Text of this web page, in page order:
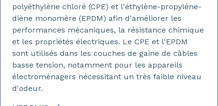
polyéthylène chloré (CPE) et l'éthylène-propylène-
diène monomère (EPDM) afin d'améliorer les
performances mécaniques, la résistance chimique
et les propriétés électriques. Le CPE et l'EPDM
sont utilisés dans les couches de gaine de câbles
basse tension, notamment pour les appareils
électroménagers nécessitant un très faible niveau
d'odeur.